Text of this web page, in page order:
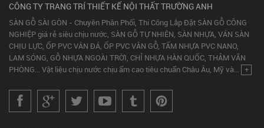
CÔNG TY TRANG TRÍ THIẾT KẾ NỘI THẤT TRƯỜNG ANH
SÀN GỖ SÀI GÒN - Chuyên Phân Phối, Thi Công Lắp Đặt SÀN GỖ CÔNG
NGHIỆP giá rẻ siêu chịu nước, SÀN GỖ TỰ NHIÊN, SÀN NHỰA, VÁN SÀN
CHỊU LỰC, ỐP PVC VÂN ĐÁ, ỐP PVC VÂN GỖ, TẤM NHỰA PVC NANO,
LAM SÓNG, GỖ NHỰA NGOÀI TRỜI, CHỈ NHỰA HÀN QUỐC, THẢM VĂN
PHÒNG... Vật liệu chịu nước chịu ẩm cao tiêu chuẩn Châu Âu, Mỹ và... +